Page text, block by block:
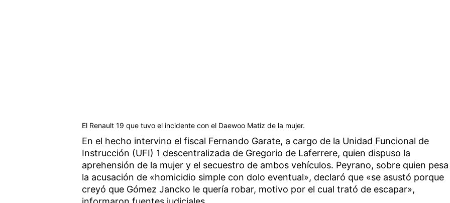
El Renault 19 que tuvo el incidente con el Daewoo Matiz de la mujer.
En el hecho intervino el fiscal Fernando Garate, a cargo de la Unidad Funcional de
Instrucción (UFI) 1 descentralizada de Gregorio de Laferrere, quien dispuso la
aprehensión de la mujer y el secuestro de ambos vehículos. Peyrano, sobre quien pesa
la acusación de «homicidio simple con dolo eventual», declaró que «se asustó porque
creyó que Gómez Jancko le quería robar, motivo por el cual trató de escapar»,